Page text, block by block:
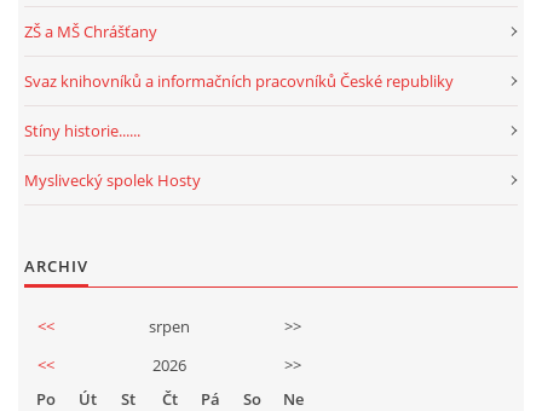
ZŠ a MŠ Chrášťany
Svaz knihovníků a informačních pracovníků České republiky
Stíny historie......
Myslivecký spolek Hosty
ARCHIV
<< srpen
>>
<<
2026
>>
Po
Út St Čt Pá So
Ne